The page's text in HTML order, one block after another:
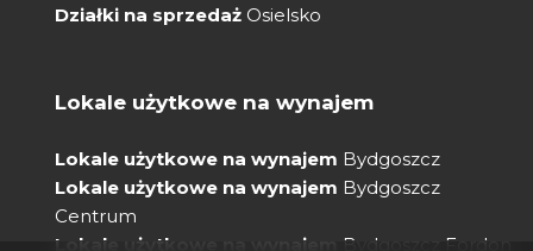
Działki na sprzedaż Osielsko
Lokale użytkowe na wynajem
Lokale użytkowe na wynajem Bydgoszcz
Lokale użytkowe na wynajem Bydgoszcz
Centrum
Lokale użytkowe na wynajem Bydgoszcz Fordon